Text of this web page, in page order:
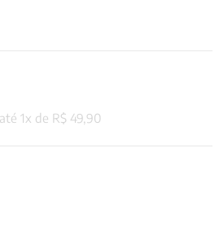
1x de R$ 49 90